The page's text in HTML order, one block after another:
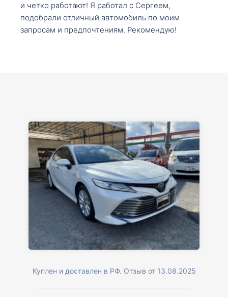
и четко работают! Я работал с Сергеем,
подобрали отличный автомобиль по моим
запросам и предпочтениям. Рекомендую!
Куплен и доставлен в РФ. Отзыв от 13.08.2025